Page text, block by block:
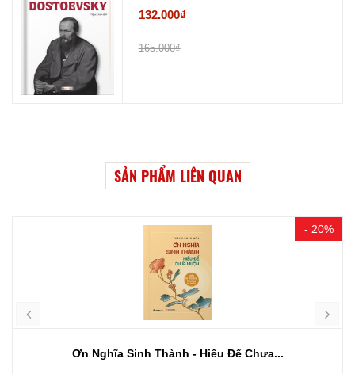
132.000₫
165.000₫
SẢN PHẨM LIÊN QUAN
- 20%
Ơn Nghĩa Sinh Thành - Hiểu Để Chưa...